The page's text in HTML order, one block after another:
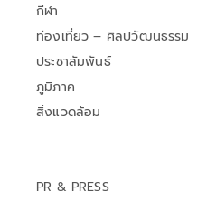
กีฬา
ท่องเที่ยว – ศิลปวัฒนธรรม
ประชาสัมพันธ์
ภูมิภาค
สิ่งแวดล้อม
PR & PRESS